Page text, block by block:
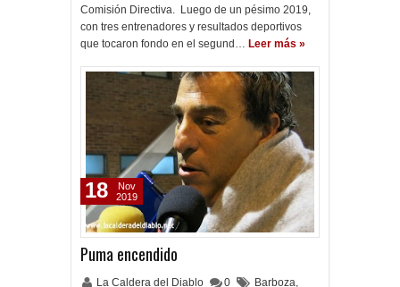
Comisión Directiva. Luego de un pésimo 2019,
con tres entrenadores y resultados deportivos
que tocaron fondo en el segund… Leer más »
Puma encendido
La Caldera del Diablo 0 Barboza,
18
Nov
2019